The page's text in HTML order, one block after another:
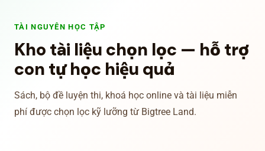
TÀI NGUYÊN HỌC TẬP
Kho tài liệu chọn lọc — hỗ trợ
con tự học hiệu quả
Sách, bộ đề luyện thi, khoá học online và tài liệu miễn
phí được chọn lọc kỹ lưỡng từ Bigtree Land.